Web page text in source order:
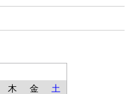
木 金
土